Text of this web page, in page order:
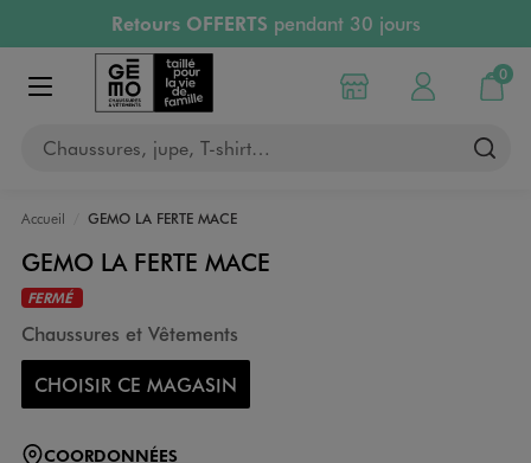
Aller au contenu principal
Aller à la navigationRetours OFFERTS pendant 30 jours
PAYEZ EN 3x SANS FRAISdès 50€
RÉSERVATION GRATUITE
4h en magasin
RETRAIT ET LIVRAISON OFFERTEen magasin
Afficher le menu
Chaussures, jupe, T-shirt…
Choisir mon magasin
Mon compte
0
Mon
Accueil GEMO LA FERTE MACE
GEMO LA FERTE MACE
FERMÉ
Chaussures et Vêtements
CHOISIR CE MAGASIN
COORDONNÉES